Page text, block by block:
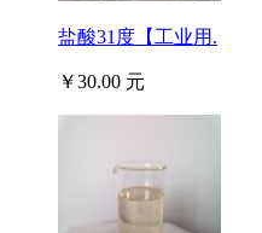
盐酸31度【工业用.
￥30.00 元